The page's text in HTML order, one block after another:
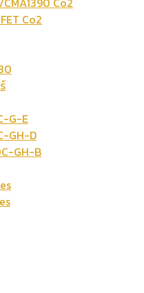
Co2
G-E
GH-D
GH-B